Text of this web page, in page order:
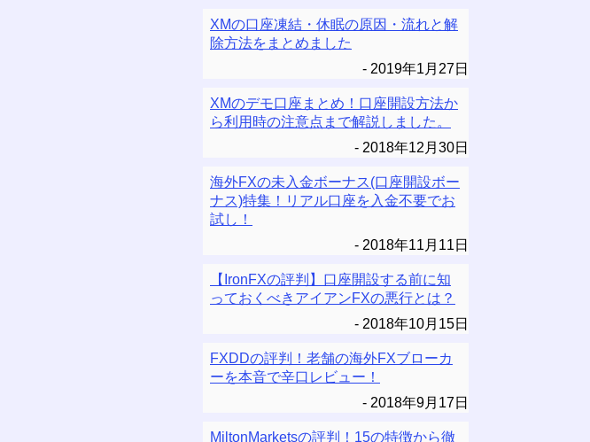
XMの口座凍結・休眠の原因・流れと解
除方法をまとめました
2019年1月27日
XMのデモ口座まとめ！口座開設方法か
ら利用時の注意点まで解説しました。
2018年12月30日
海外FXの未入金ボーナス(口座開設ボー
ナス)特集！リアル口座を入金不要でお
試し！
2018年11月11日
【IronFXの評判】口座開設する前に知
っておくべきアイアンFXの悪行とは？
2018年10月15日
FXDDの評判！老舗の海外FXブローカ
ーを本音で辛口レビュー！
2018年9月17日
MiltonMarketsの評判！15の特徴から徹